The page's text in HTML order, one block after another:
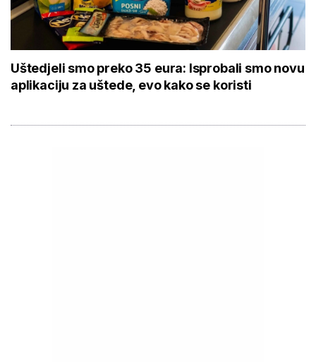
Uštedjeli smo preko 35 eura: Isprobali smo novu
aplikaciju za uštede, evo kako se koristi